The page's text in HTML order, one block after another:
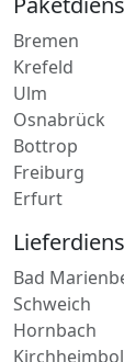
Bremen
Krefeld
Ulm
Osnabrück
Bottrop
Freiburg
Erfurt
Bad
Schweich
Hornbach